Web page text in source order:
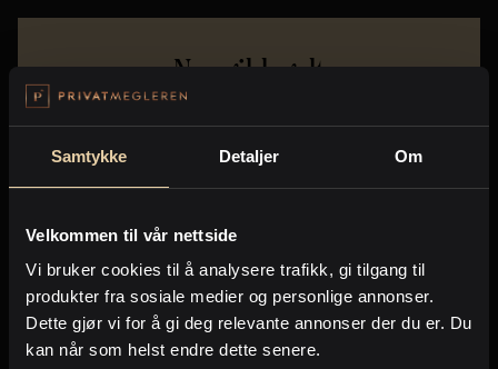
Samtykke Detaljer Om
Velkommen til vår nettside
Vi bruker cookies til å analysere trafikk, gi tilgang til
produkter fra sosiale medier og personlige annonser.
Dette gjør vi for å gi deg relevante annonser der du er. Du
kan når som helst endre dette senere.
Noe gikk galt
For spørsmål - Send en henvendelse til support@broker.no